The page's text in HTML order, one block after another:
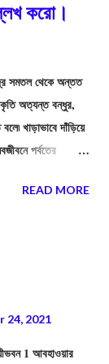
করো।
সমতল থেকে অন্তত
অত্যন্ত বন্ধুর,
খাড়াভাবে দাঁড়িয়ে
পর্বতের
READ MORE
24, 2021
1 আবহাওয়ার